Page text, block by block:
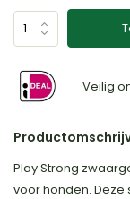
Veilig
Play Strong
voor honden.